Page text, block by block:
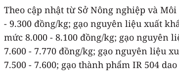
Theo cập nhật từ Sở Nông nghiệp và
- 9.300 đồng/kg; gạo nguyên liệu xuất
mức 8.000 - 8.100 đồng/kg; gạo nguyên
7.600 - 7.770 đồng/kg; gạo nguyên liệu
7.500 - 7.600; gạo thành phẩm IR 504